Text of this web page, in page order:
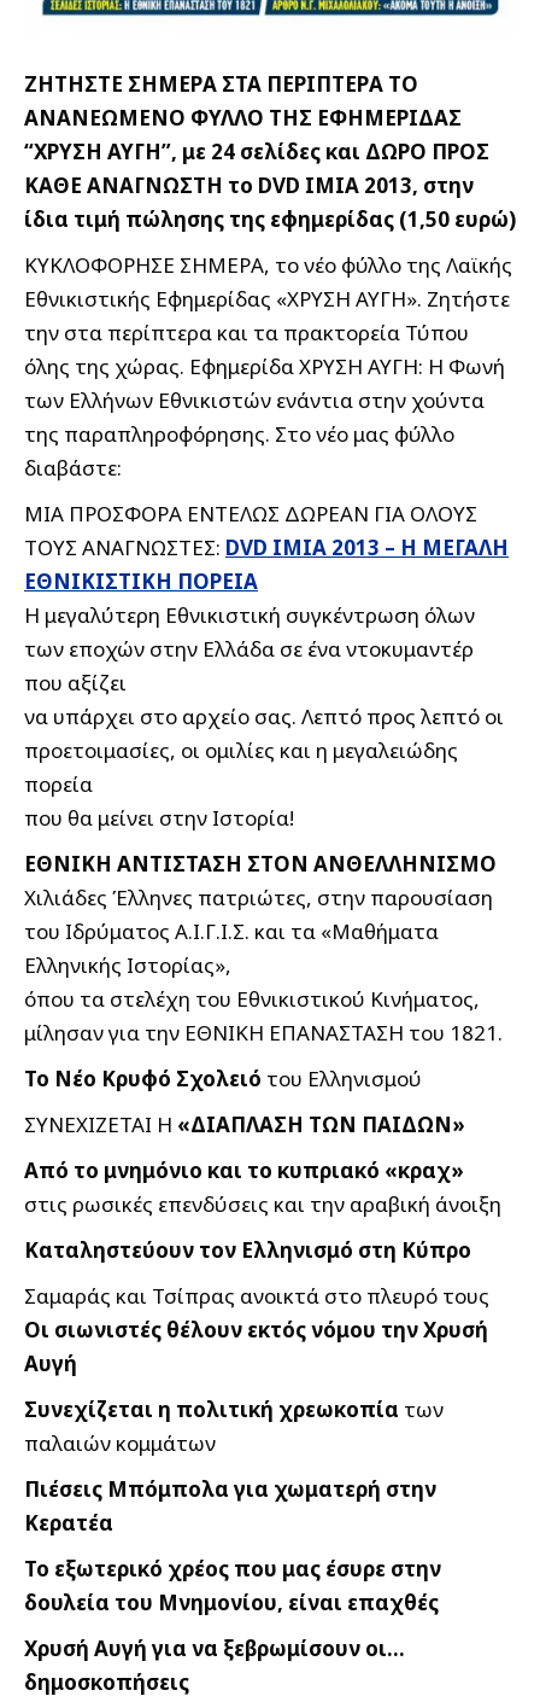
ΖΗΤΗΣΤΕ ΣΗΜΕΡΑ ΣΤΑ ΠΕΡΙΠΤΕΡΑ ΤΟ
ΑΝΑΝΕΩΜΕΝΟ ΦΥΛΛΟ ΤΗΣ ΕΦΗΜΕΡΙΔΑΣ
“ΧΡΥΣΗ ΑΥΓΗ”, με 24 σελίδες και ΔΩΡΟ ΠΡΟΣ
ΚΑΘΕ ΑΝΑΓΝΩΣΤΗ το DVD IMIA 2013, στην
ίδια τιμή πώλησης της εφημερίδας (1,50 ευρώ)
ΚΥΚΛΟΦΟΡΗΣΕ ΣΗΜΕΡΑ, το νέο φύλλο της Λαϊκής
Εθνικιστικής Εφημερίδας «ΧΡΥΣΗ ΑΥΓΗ». Ζητήστε
την στα περίπτερα και τα πρακτορεία Τύπου
όλης της χώρας. Εφημερίδα ΧΡΥΣΗ ΑΥΓΗ: Η Φωνή
των Ελλήνων Εθνικιστών ενάντια στην χούντα
της παραπληροφόρησης. Στο νέο μας φύλλο
διαβάστε:
ΜΙΑ ΠΡΟΣΦΟΡΑ ΕΝΤΕΛΩΣ ΔΩΡΕΑΝ ΓΙΑ ΟΛΟΥΣ
ΤΟΥΣ ΑΝΑΓΝΩΣΤΕΣ: DVD ΙΜΙΑ 2013 – Η ΜΕΓΑΛΗ
ΕΘΝΙΚΙΣΤΙΚΗ ΠΟΡΕΙΑ
Η μεγαλύτερη Εθνικιστική συγκέντρωση όλων
των εποχών στην Ελλάδα σε ένα ντοκυμαντέρ
που αξίζει
να υπάρχει στο αρχείο σας. Λεπτό προς λεπτό οι
προετοιμασίες, οι ομιλίες και η μεγαλειώδης
πορεία
που θα μείνει στην Ιστορία!
ΕΘΝΙΚΗ ΑΝΤΙΣΤΑΣΗ ΣΤΟΝ ΑΝΘΕΛΛΗΝΙΣΜΟ
Χιλιάδες Έλληνες πατριώτες, στην παρουσίαση
του Ιδρύματος Α.Ι.Γ.Ι.Σ. και τα «Μαθήματα
Ελληνικής Ιστορίας»,
όπου τα στελέχη του Εθνικιστικού Κινήματος,
μίλησαν για την ΕΘΝΙΚΗ ΕΠΑΝΑΣΤΑΣΗ του 1821.
Το Νέο Κρυφό Σχολειό του Ελληνισμού
ΣΥΝΕΧΙΖΕΤΑΙ Η «ΔΙΑΠΛΑΣΗ ΤΩΝ ΠΑΙΔΩΝ»
Από το μνημόνιο και το κυπριακό «κραχ»
στις ρωσικές επενδύσεις και την αραβική άνοιξη
Καταληστεύουν τον Ελληνισμό στη Κύπρο
Σαμαράς και Τσίπρας ανοικτά στο πλευρό τους
Οι σιωνιστές θέλουν εκτός νόμου την Χρυσή
Αυγή
Συνεχίζεται η πολιτική χρεωκοπία των
παλαιών κομμάτων
Πιέσεις Μπόμπολα για χωματερή στην
Κερατέα
Το εξωτερικό χρέος που μας έσυρε στην
δουλεία του Μνημονίου, είναι επαχθές
Χρυσή Αυγή για να ξεβρωμίσουν οι…
δημοσκοπήσεις